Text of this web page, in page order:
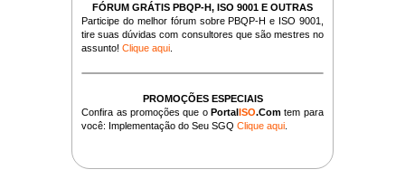
FÓRUM GRÁTIS PBQP-H, ISO 9001 E OUTRAS
Participe do melhor fórum sobre PBQP-H e ISO 9001,
tire suas dúvidas com consultores que são mestres no
assunto!Clique aqui
PROMOÇÕES ESPECIAIS
Confira as promoções que oPortalISO.Com tem para
você: Implementação do Seu SGQClique aqui